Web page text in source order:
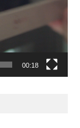
00:18